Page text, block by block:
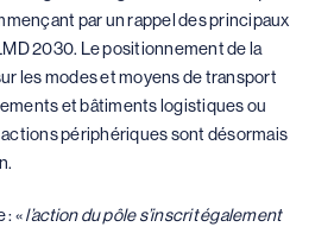
par un rappel des principaux
2030. Le positionnement de la
les modes et moyens de transport
et bâtiments logistiques ou
actions périphériques sont désormais
: «l’action du pôle s’inscrit également